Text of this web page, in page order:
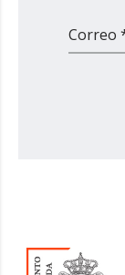
Correo